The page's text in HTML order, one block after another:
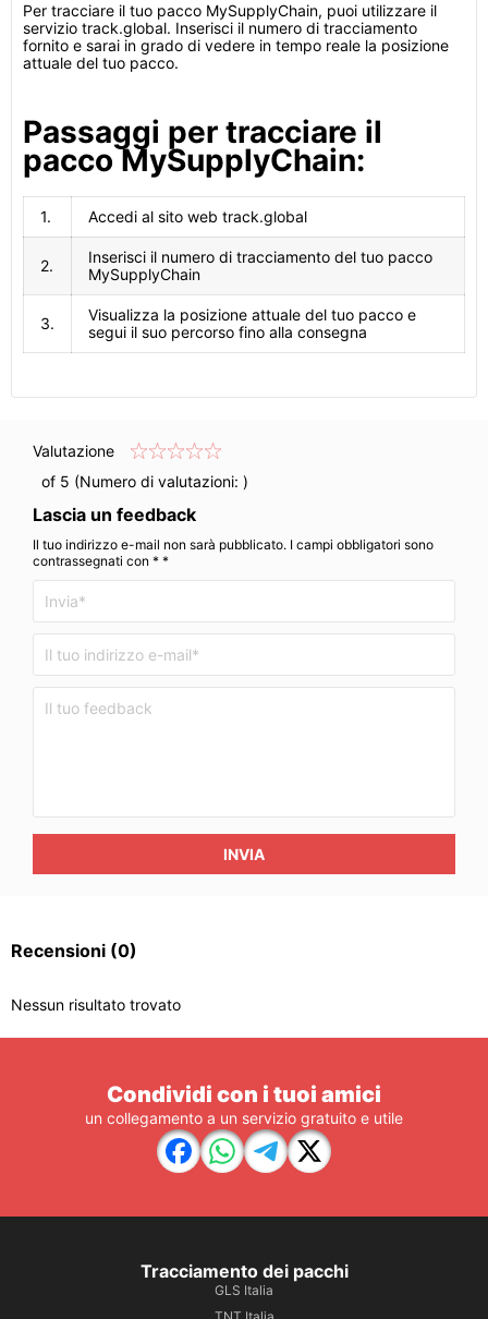
Per tracciare il tuo pacco MySupplyChain, puoi utilizzare il
servizio track.global. Inserisci il numero di tracciamento
fornito e sarai in grado di vedere in tempo reale la posizione
attuale del tuo pacco.
Passaggi per tracciare il
pacco MySupplyChain:
1. Accedi al sito web track.global
2.
Inserisci il numero di tracciamento del tuo pacco
MySupplyChain
3.
Visualizza la posizione attuale del tuo pacco e
segui il suo percorso fino alla consegna
Valutazione
of 5 (Numero di valutazioni: )
Lascia un feedback
Il tuo indirizzo e-mail non sarà pubblicato. I campi obbligatori sono
contrassegnati con * *
INVIA
Recensioni (0)
Nessun risultato trovato
Condividi con i tuoi amici
un collegamento a un servizio gratuito e utile
Tracciamento dei pacchi
GLS Italia